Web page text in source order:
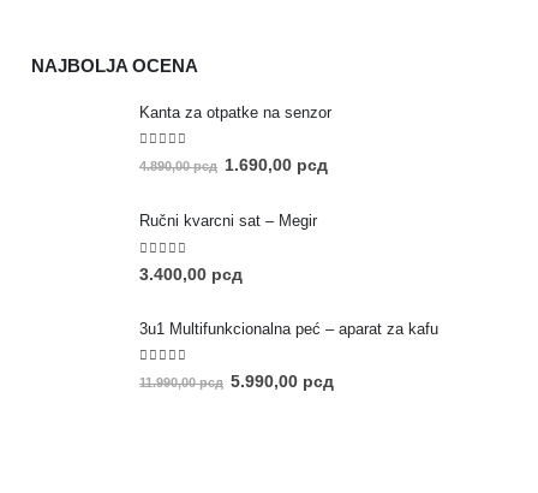
NAJBOLJA OCENA
Kanta za otpatke na senzor
5.00out of 5
4.890,00рсд 1.690,00 рсд
Ručni kvarcni sat – Megir
5.00out of 5
3.400,00 рсд
3u1 Multifunkcionalna peć – aparat za kafu
5.00out of 5
11.990,00рсд 5.990,00 рсд